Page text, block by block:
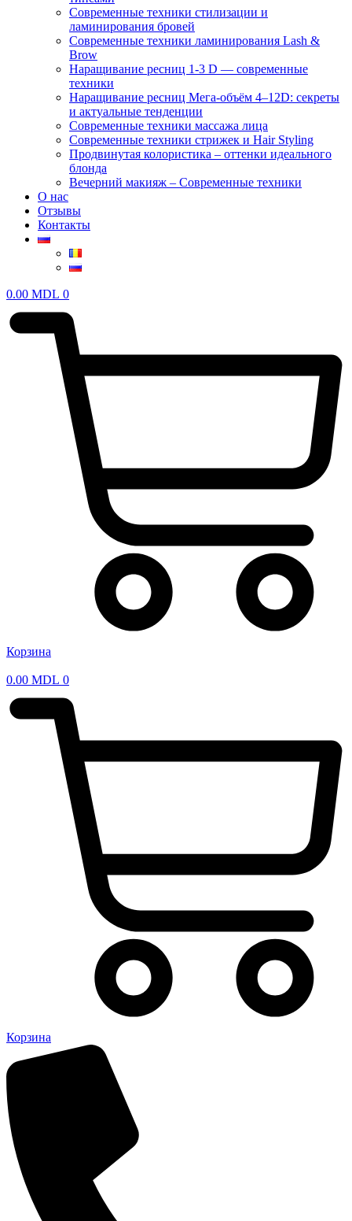
Современные техники стилизации и
ламинирования бровей
Современные техники ламинирования Lash &
Brow
Наращивание ресниц 1-3 D — современные
техники
Наращивание ресниц Мега-объём 4–12D: секреты
и актуальные тенденции
Современные техники массажа лица
Современные техники стрижек и Hair Styling
Продвинутая колористика – оттенки идеального
блонда
Вечерний макияж – Современные техники
О нас
Отзывы
Контакты
0.00 MDL 0
Корзина
0.00 MDL 0
Корзина